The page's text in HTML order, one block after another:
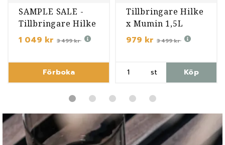
SAMPLE SALE -
Tillbringare Hilke
x Moomin 1,5L
1 049 kr 3 499 kr
Förboka
Tillbringare Hilke
x Mumin 1,5L
979 kr 3 499 kr
st Köp